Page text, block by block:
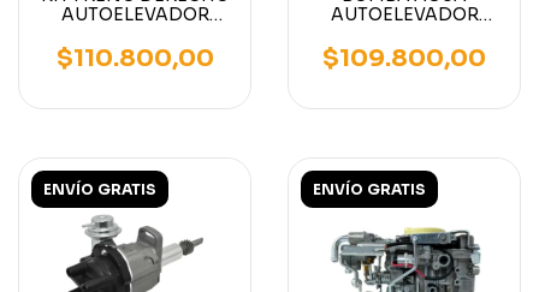
AUTOELEVADOR
NISSAN
$110.800,00
AUTOELEVADOR
K21 -K25
$109.800,00
ENVÍO GRATIS ENVÍO GRATIS